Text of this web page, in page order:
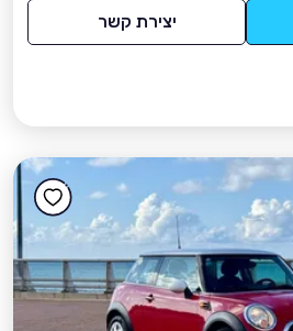
יצירת קשר